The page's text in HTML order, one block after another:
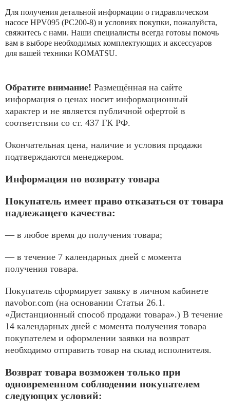
Для получения детальной информации о гидравлическом
насосе HPV095 (PC200-8) и условиях покупки, пожалуйста,
свяжитесь с нами. Наши специалисты всегда готовы помочь
вам в выборе необходимых комплектующих и аксессуаров
для вашей техники KOMATSU.
Обратите внимание! Размещённая на сайте
информация о ценах носит информационный
характер и не является публичной офертой в
соответствии со ст. 437 ГК РФ.
Окончательная цена, наличие и условия продажи
подтверждаются менеджером.
Информация по возврату товара
Покупатель имеет право отказаться от товара
надлежащего качества:
— в любое время до получения товара;
— в течение 7 календарных дней с момента
получения товара.
Покупатель сформирует заявку в личном кабинете
navobor.com (на основании Статьи 26.1.
«Дистанционный способ продажи товара».) В течение
14 календарных дней с момента получения товара
покупателем и оформлении заявки на возврат
необходимо отправить товар на склад исполнителя.
Возврат товара возможен только при
одновременном соблюдении покупателем
следующих условий: